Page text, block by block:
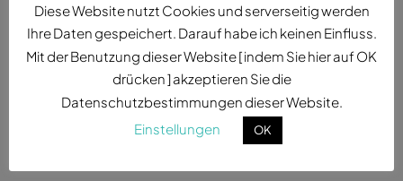
Neueste Beiträge
Wie Pandora Digital komplexe Themen verständlich
Diese Website nutzt Cookies und serverseitig werden
Ihre Daten gespeichert. Darauf habe ich keinen Einfluss.
Mit der Benutzung dieser Website [ indem Sie hier auf OK
drücken ] akzeptieren Sie die
Datenschutzbestimmungen dieser Website.
Einstellungen
OK